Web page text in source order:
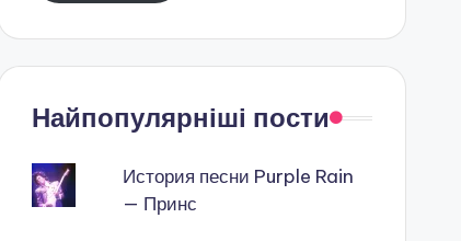
Найпопулярніші пости
История песни Purple Rain
— Принс